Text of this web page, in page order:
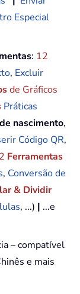
Especial
: 12
, Excluir
de Gráficos
Práticas
nascimento,
Código QR,
Ferramentas
, Conversão de
& Dividir
, ...) | ...e
– compatível
e mais